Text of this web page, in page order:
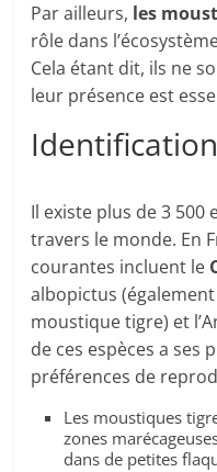
Par ailleurs, les
rôle dans
Cela étant dit, ils ne
leur présence est
Il existe plus de 3 500
travers le monde. En
courantes incluent le
albopictus
moustique tigre) et
de ces espèces a ses
préférences de
Les moustiques
zones
dans de petites